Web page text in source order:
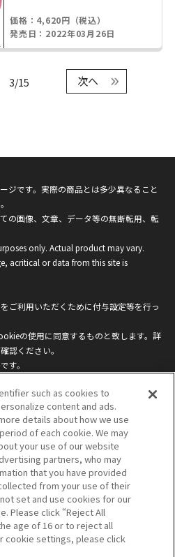
価格：4,620円（税込）
発売日：2022年03月26日
3/15 次へ
ジです。実際の商品とは多少異なること
の画像、文章、データ等の無断転用、転
only. Actual product may vary.
acritical or data from this site is
ご利用いただくために付与設定等を行っ
の使用に同意するものと致します。詳
認ください。
す。
Do Not Sell or Share My
Personal Information
ソーシャルメディアポリシー
お問い合わせ
such as cookies to
content and ads.
details about how we use
of each cookie. We may
your use of our website
partners, who may
that you have provided
from your use of their
set and use cookies for our
Please click “Reject All
age of 16 or to reject all
cookie settings, please click